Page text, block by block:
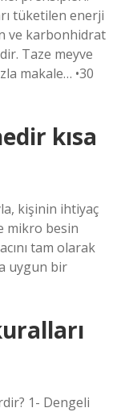
tüketilen enerji
ve karbonhidrat
Taze meyve
makale… •30
kısa
kişinin ihtiyaç
mikro besin
tam olarak
uygun bir
1- Dengeli